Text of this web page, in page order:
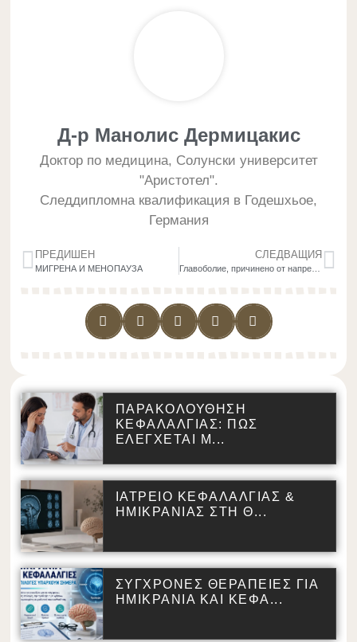
Д-р Манолис Дермицакис
Доктор по медицина, Солунски университет
"Аристотел".
Следдипломна квалификация в Годешхьое,
Германия
ПРЕДИШЕН
МИГРЕНА И МЕНОПАУЗА
СЛЕДВАЩИЯ
Главоболие, причинено от напрежение: какво ги причинява и как да ги лекуваме ефективно
ΠΑΡΑΚΟΛΟΥΘΗΣΗ
ΚΕΦΑΛΑΛΓΙΑΣ: ΠΩΣ
ΕΛΕΓΧΕΤΑΙ Μ...
ΙΑΤΡΕΙΟ ΚΕΦΑΛΑΛΓΙΑΣ &
ΗΜΙΚΡΑΝΙΑΣ ΣΤΗ Θ...
ΣΥΓΧΡΟΝΕΣ ΘΕΡΑΠΕΙΕΣ ΓΙΑ
ΗΜΙΚΡΑΝΙΑ ΚΑΙ ΚΕΦΑ...